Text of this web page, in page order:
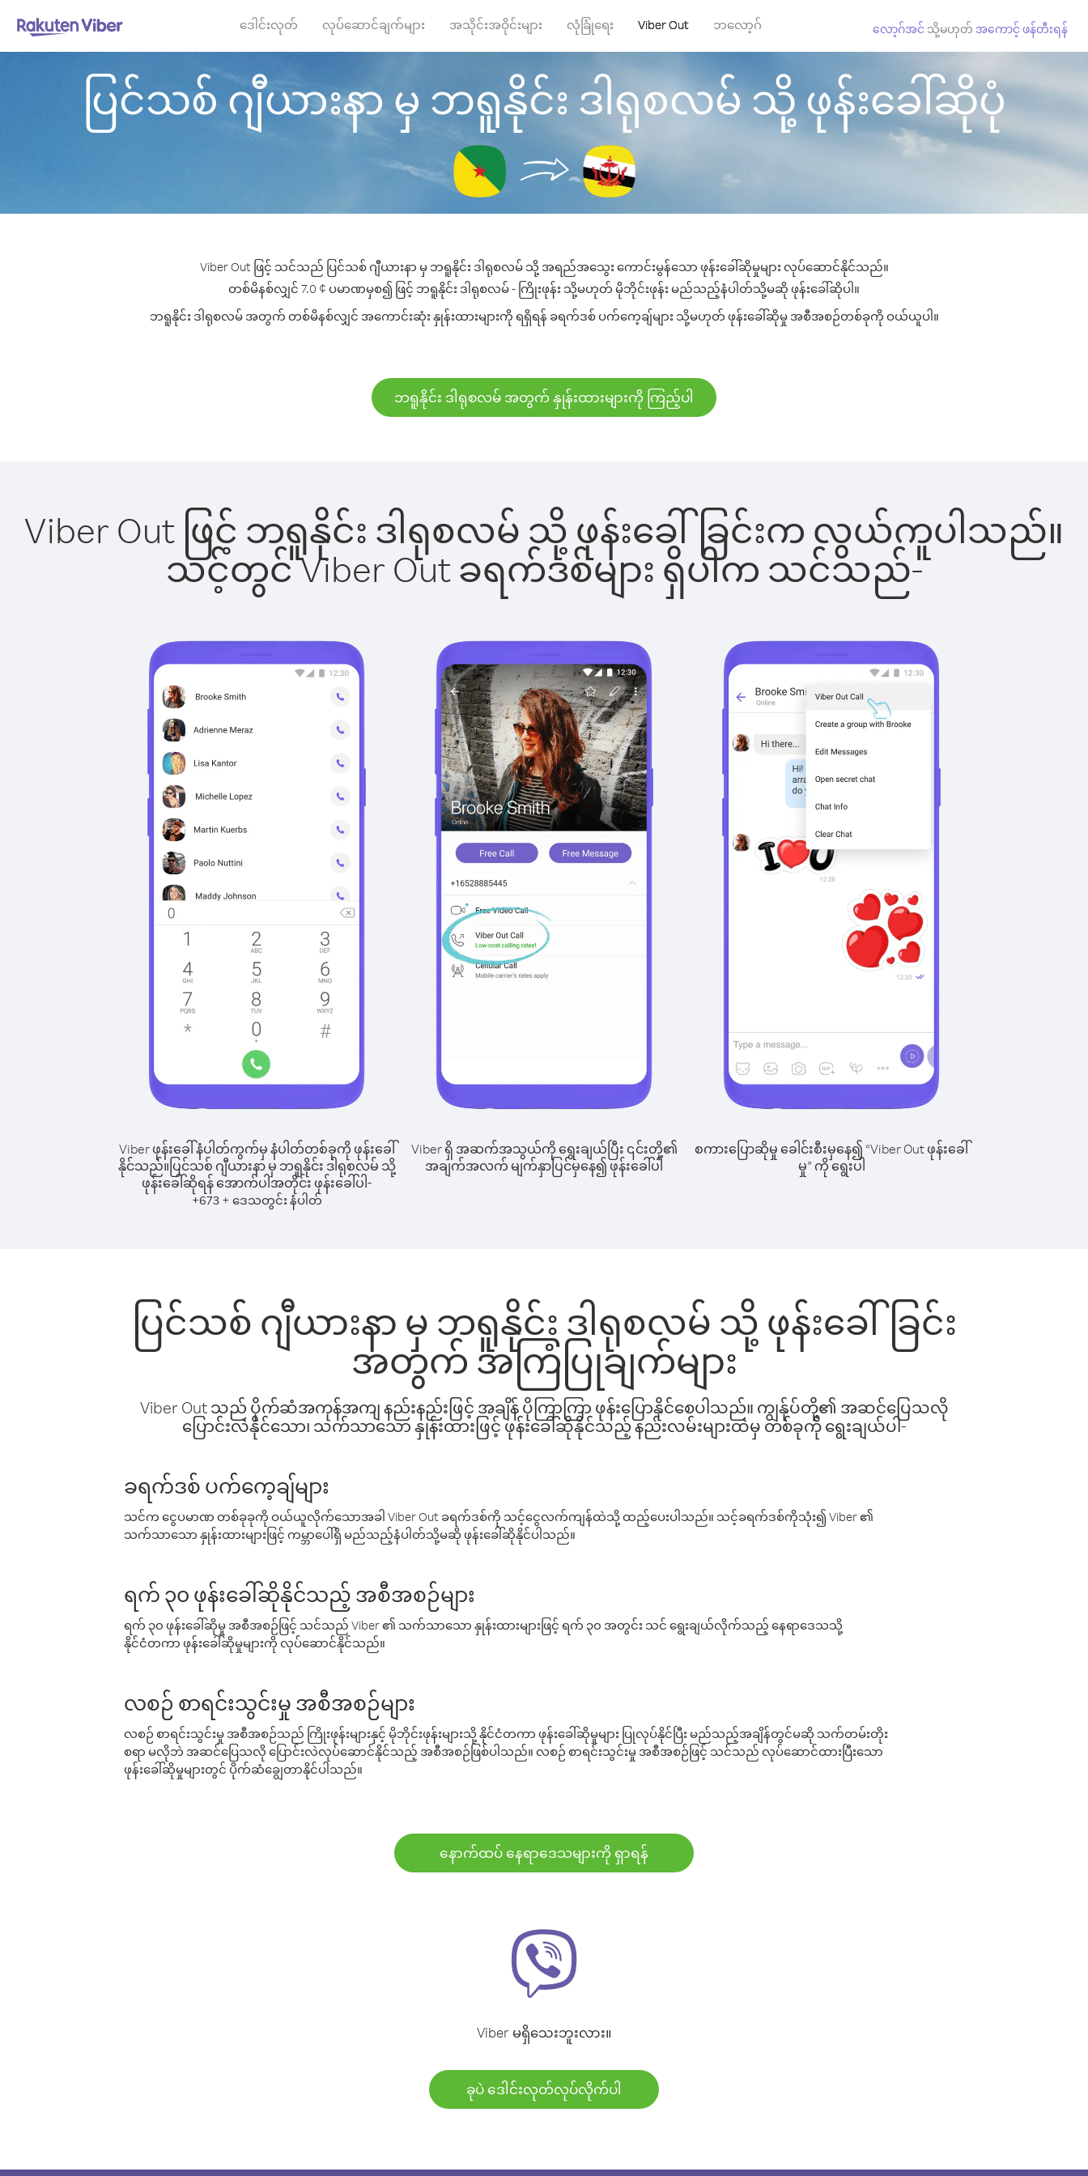
ဒေါင်းလုတ် လုပ်ဆောင်ချက်များ အသိုင်းအဝိုင်းများ လုံခြုံရေး Viber Out ဘလော့ဂ် လော့ဂ်အင် သို့မဟုတ် အကောင့် ဖန်တီးရန်
ပြင်သစ် ဂျီယားနာ မှ ဘရူနိုင်း ဒါရုစလမ် သို့ ဖုန်းခေါ်ဆိုပုံ
Viber Out ဖြင့် သင်သည် ပြင်သစ် ဂျီယားနာ မှ ဘရူနိုင်း ဒါရုစလမ် သို့ အရည်အသွေး ကောင်းမွန်သော ဖုန်းခေါ်ဆိုမှုများ လုပ်ဆောင်နိုင်သည်။
တစ်မိနစ်လျှင် 7.0 ¢ ပမာဏမှစ၍ ဖြင့် ဘရူနိုင်း ဒါရုစလမ် - ကြိုးဖုန်း သို့မဟုတ် မိုဘိုင်းဖုန်း မည်သည့်နံပါတ်သို့မဆို ဖုန်းခေါ်ဆိုပါ။
ဘရူနိုင်း ဒါရုစလမ် အတွက် တစ်မိနစ်လျှင် အကောင်းဆုံး နှုန်းထားများကို ရရှိရန် ခရက်ဒစ် ပက်ကေ့ချ်များ သို့မဟုတ် ဖုန်းခေါ်ဆိုမှု အစီအစဉ်တစ်ခုကို ဝယ်ယူပါ။
ဘရူနိုင်း ဒါရုစလမ် အတွက် နှုန်းထားများကို ကြည့်ပါ
Viber Out ဖြင့် ဘရူနိုင်း ဒါရုစလမ် သို့ ဖုန်းခေါ်ခြင်းက လွယ်ကူပါသည်။
သင့်တွင် Viber Out ခရက်ဒစ်များ ရှိပါက သင်သည်-
Viber ဖုန်းခေါ်နံပါတ်ကွက်မှ နံပါတ်တစ်ခုကို ဖုန်းခေါ်
နိုင်သည်။ ပြင်သစ် ဂျီယားနာ မှ ဘရူနိုင်း ဒါရုစလမ် သို့
ဖုန်းခေါ်ဆိုရန် အောက်ပါအတိုင်း ဖုန်းခေါ်ပါ-
+673+ ဒေသတွင်း နံပါတ်
Viber ရှိ အဆက်အသွယ်ကို ရွေးချယ်ပြီး ၎င်းတို့၏
အချက်အလက် မျက်နှာပြင်မှနေ၍ ဖုန်းခေါ်ပါ
စကားပြောဆိုမှု ခေါင်းစီးမှနေ၍ “Viber Out ဖုန်းခေါ်
မှု” ကို ရွေးပါ
ပြင်သစ် ဂျီယားနာ မှ ဘရူနိုင်း ဒါရုစလမ် သို့ ဖုန်းခေါ်ခြင်း
အတွက် အကြံပြုချက်များ
Viber Out သည် ပိုက်ဆံအကုန်အကျ နည်းနည်းဖြင့် အချိန် ပိုကြာကြာ ဖုန်းပြောနိုင်စေပါသည်။ ကျွန်ုပ်တို့၏ အဆင်ပြေသလို
ပြောင်းလဲနိုင်သော၊ သက်သာသော နှုန်းထားဖြင့် ဖုန်းခေါ်ဆိုနိုင်သည့် နည်းလမ်းများထဲမှ တစ်ခုကို ရွေးချယ်ပါ-
ခရက်ဒစ် ပက်ကေ့ချ်များ
သင်က ငွေပမာဏ တစ်ခုခုကို ဝယ်ယူလိုက်သောအခါ Viber Out ခရက်ဒစ်ကို သင့်ငွေလက်ကျန်ထဲသို့ ထည့်ပေးပါသည်။ သင့်ခရက်ဒစ်ကိုသုံး၍ Viber ၏
သက်သာသော နှုန်းထားများဖြင့် ကမ္ဘာပေါ်ရှိ မည်သည့်နံပါတ်သို့မဆို ဖုန်းခေါ်ဆိုနိုင်ပါသည်။
ရက် ၃၀ ဖုန်းခေါ်ဆိုနိုင်သည့် အစီအစဉ်များ
ရက် ၃၀ ဖုန်းခေါ်ဆိုမှု အစီအစဉ်ဖြင့် သင်သည် Viber ၏ သက်သာသော နှုန်းထားများဖြင့် ရက် ၃၀ အတွင်း သင် ရွေးချယ်လိုက်သည့် နေရာဒေသသို့
နိုင်ငံတကာ ဖုန်းခေါ်ဆိုမှုများကို လုပ်ဆောင်နိုင်သည်။
လစဉ် စာရင်းသွင်းမှု အစီအစဉ်များ
လစဉ် စာရင်းသွင်းမှု အစီအစဉ်သည် ကြိုးဖုန်းများနှင့် မိုဘိုင်းဖုန်းများသို့ နိုင်ငံတကာ ဖုန်းခေါ်ဆိုမှုများ ပြုလုပ်နိုင်ပြီး မည်သည့်အချိန်တွင်မဆို သက်တမ်းတိုး
စရာ မလိုဘဲ အဆင်ပြေသလို ပြောင်းလဲလုပ်ဆောင်နိုင်သည့် အစီအစဉ်ဖြစ်ပါသည်။ လစဉ် စာရင်းသွင်းမှု အစီအစဉ်ဖြင့် သင်သည် လုပ်ဆောင်ထားပြီးသော
ဖုန်းခေါ်ဆိုမှုများတွင် ပိုက်ဆံချွေတာနိုင်ပါသည်။
နောက်ထပ် နေရာဒေသများကို ရှာရန်
Viber မရှိသေးဘူးလား။
ခုပဲ ဒေါင်းလုတ်လုပ်လိုက်ပါ